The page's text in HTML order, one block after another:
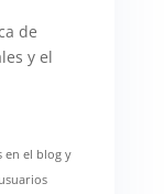
de
y el
en el blog y